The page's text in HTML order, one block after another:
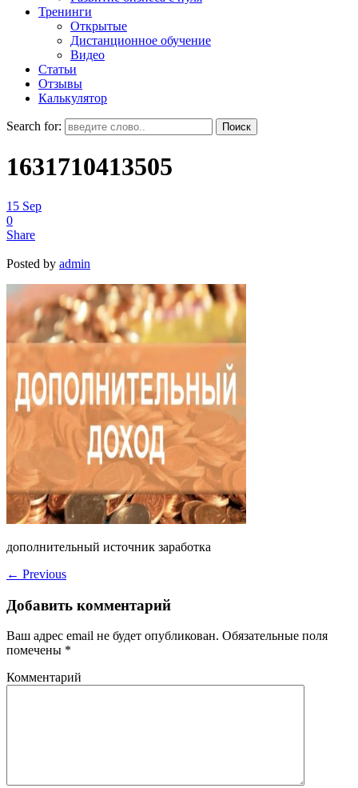
Тренинги
Открытые
Дистанционное обучение
Видео
Статьи
Отзывы
Калькулятор
Search for:
1631710413505
15 Sep
0
Share
Posted by admin
дополнительный источник заработка
← Previous
Добавить комментарий
Ваш адрес email не будет опубликован. Обязательные поля
помечены *
Комментарий